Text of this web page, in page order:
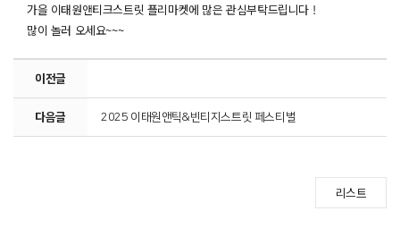
가을 이태원앤티크스트릿 플리마켓에 많은 관심부탁드립니다 !
많이 놀러 오세요~~~
이전글
다음글 2025 이태원앤틱&빈티지스트릿 페스티벌
리스트